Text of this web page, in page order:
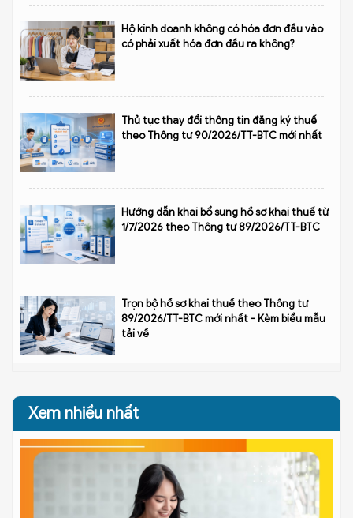
Hộ kinh doanh không có hóa đơn đầu vào
có phải xuất hóa đơn đầu ra không?
Thủ tục thay đổi thông tin đăng ký thuế
theo Thông tư 90/2026/TT-BTC mới nhất
Hướng dẫn khai bổ sung hồ sơ khai thuế từ
1/7/2026 theo Thông tư 89/2026/TT-BTC
Trọn bộ hồ sơ khai thuế theo Thông tư
89/2026/TT-BTC mới nhất - Kèm biểu mẫu
tải về
Xem nhiều nhất